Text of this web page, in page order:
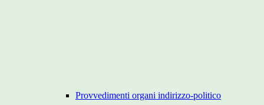
Provvedimenti organi indirizzo-politico